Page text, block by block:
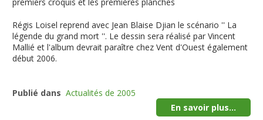
Régis Loisel reprend avec Jean Blaise Djian le scénario '' La
légende du grand mort ''. Le dessin sera réalisé par Vincent
Mallié et l'album devrait paraître chez Vent d'Ouest également
début 2006.
Publié dans Actualités de 2005
En savoir plus...